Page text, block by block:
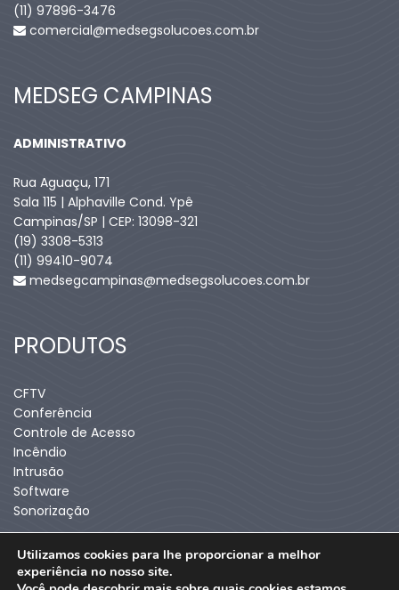
(11) 97896-3476
comercial@medsegsolucoes.com.br
MEDSEG CAMPINAS
ADMINISTRATIVO
Rua Aguaçu, 171
Sala 115 | Alphaville Cond. Ypê
Campinas/SP | CEP: 13098-321
(19) 3308-5313
(11) 99410-9074​
medsegcampinas@medsegsolucoes.com.br
PRODUTOS
CFTV
Conferência
Controle de Acesso
Incêndio
Intrusão
Software
Sonorização
Utilizamos cookies para lhe proporcionar a melhor
experiência no nosso site.